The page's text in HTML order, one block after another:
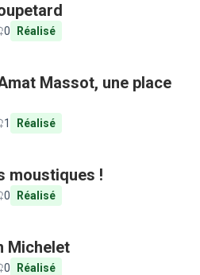
0 Réalisé
Massot, une place
1 Réalisé
moustiques !
0 Réalisé
Michelet
0 Réalisé